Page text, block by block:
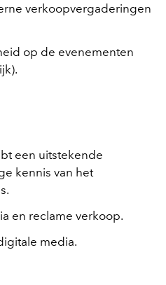
verkoopvergaderingen
op de evenementen
een uitstekende
kennis van het
en reclame verkoop.
media.